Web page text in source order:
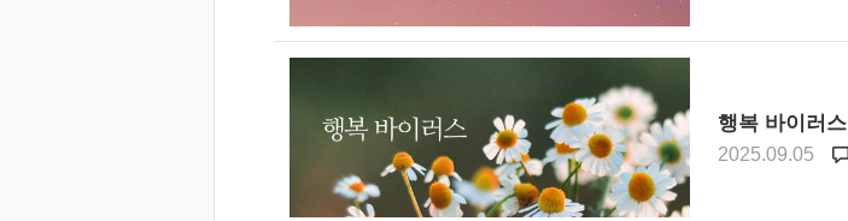
행복 바이러스
2025.09.05